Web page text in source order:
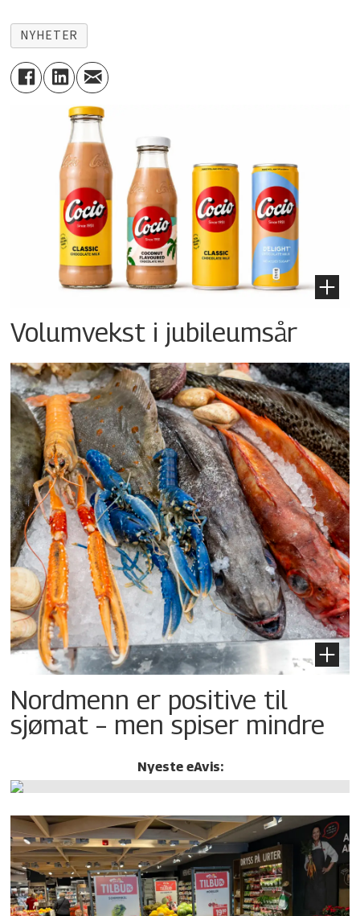
NYHETER
Volumvekst i jubileumsår
Nordmenn er positive til
sjømat – men spiser mindre
Nyeste eAvis: